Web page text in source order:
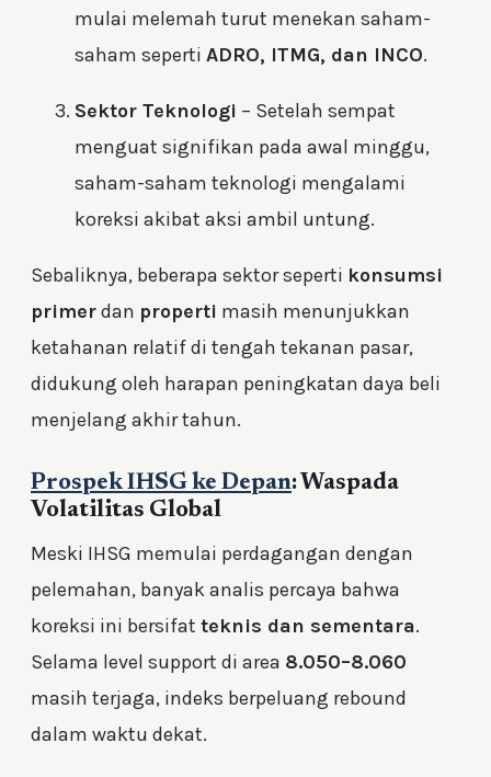
mulai melemah turut menekan saham-
saham seperti ADRO, ITMG, dan INCO.
Sektor Teknologi – Setelah sempat
menguat signifikan pada awal minggu,
saham-saham teknologi mengalami
koreksi akibat aksi ambil untung.
Sebaliknya, beberapa sektor seperti konsumsi
primerdan properti masih menunjukkan
ketahanan relatif di tengah tekanan pasar,
didukung oleh harapan peningkatan daya beli
menjelang akhir tahun.
Prospek IHSG ke Depan: Waspada
Volatilitas Global
Meski IHSG memulai perdagangan dengan
pelemahan, banyak analis percaya bahwa
koreksi ini bersifat teknis dan sementara.
Selama level support di area 8.050–8.060
masih terjaga, indeks berpeluang rebound
dalam waktu dekat.